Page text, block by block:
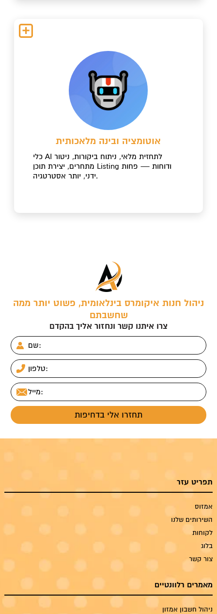
אוטומציה ובינה מלאכותית
כלי AI לתחזית מלאי, ניתוח ביקורות, ניטור
מתחרים, יצירת תוכן Listing ודוחות — פחות
ידני, יותר אסטרטגיה.
ניהול חנות איקומרס בינלאומית, פשוט יותר ממה
שחשבתם
צרו איתנו קשר ונחזור אליך בהקדם
תפריט עזר
אמזוס
השירותים שלנו
לקוחות
בלוג
צור קשר
מאמרים רלוונטיים
ניהול חשבון אמזון